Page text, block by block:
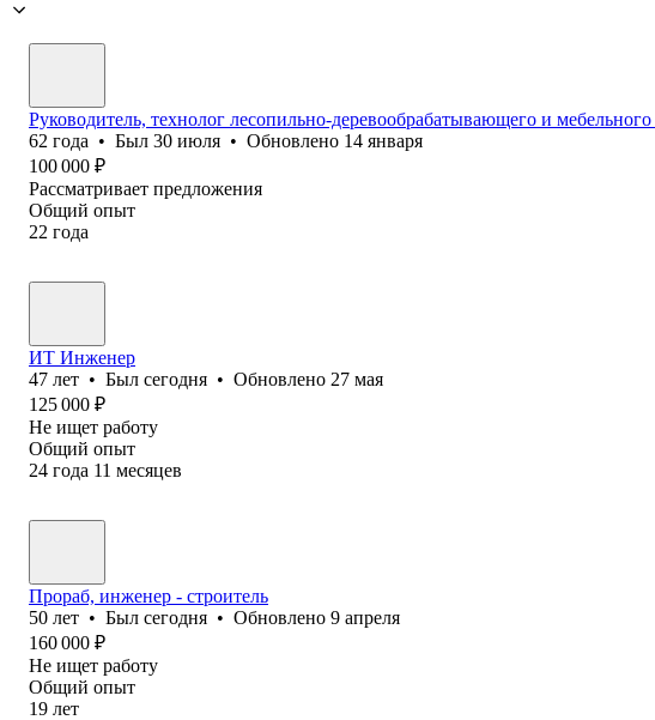
Руководитель, технолог лесопильно-деревообрабатывающего и мебельного
62 года • Был 30 июля • Обновлено 14 января
100 000 ₽
Рассматривает предложения
Общий опыт
22 года
ИТ Инженер
47 лет • Был сегодня • Обновлено 27 мая
125 000 ₽
Не ищет работу
Общий опыт
24 года 11 месяцев
Прораб, инженер - строитель
50 лет • Был сегодня • Обновлено 9 апреля
160 000 ₽
Не ищет работу
Общий опыт
19 лет